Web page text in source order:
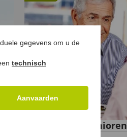
Bestek voor senioren
gegevens om u de
technisch
Aanvaarden